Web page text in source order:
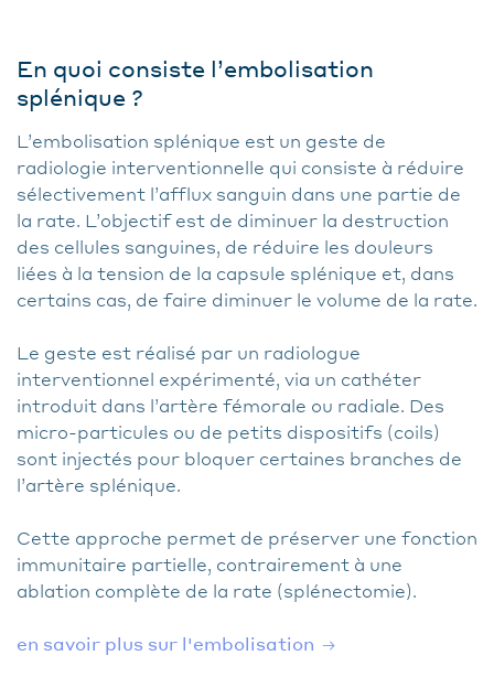
En quoi consiste l’embolisation
splénique ?
L’embolisation splénique est un geste de
radiologie interventionnelle qui consiste à réduire
sélectivement l’afflux sanguin dans une partie de
la rate. L’objectif est de diminuer la destruction
des cellules sanguines, de réduire les douleurs
liées à la tension de la capsule splénique et, dans
certains cas, de faire diminuer le volume de la rate.
Le geste est réalisé par un radiologue
interventionnel expérimenté, via un cathéter
introduit dans l’artère fémorale ou radiale. Des
micro-particules ou de petits dispositifs (coils)
sont injectés pour bloquer certaines branches de
l’artère splénique.
Cette approche permet de préserver une fonction
immunitaire partielle, contrairement à une
ablation complète de la rate (splénectomie).
en savoir plus sur l'embolisation